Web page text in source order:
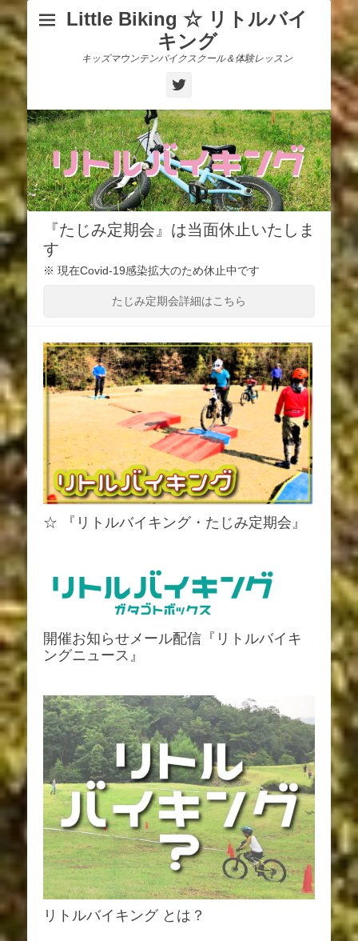
Little Biking ☆ リトルバイ
キング
キッズマウンテンバイクスクール＆体験レッスン
『たじみ定期会』は当面休止いたしま
す
※ 現在Covid-19感染拡大のため休止中です
たじみ定期会詳細はこちら
☆ 『リトルバイキング・たじみ定期会』
開催お知らせメール配信『リトルバイキ
ングニュース』
リトルバイキング とは？